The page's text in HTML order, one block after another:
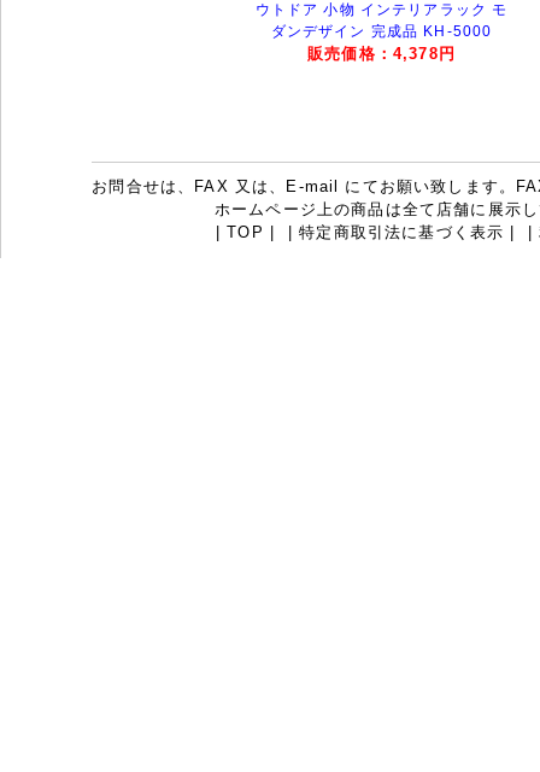
ウトドア 小物 インテリアラック モ
ダンデザイン 完成品 KH-5000
販売価格：4,378円
お問合せは、FAX 又は、E-mail にてお願い致します。
ホームページ上の商品は全て店舗に展示
|TOP |特定商取引法に基づく表示 |